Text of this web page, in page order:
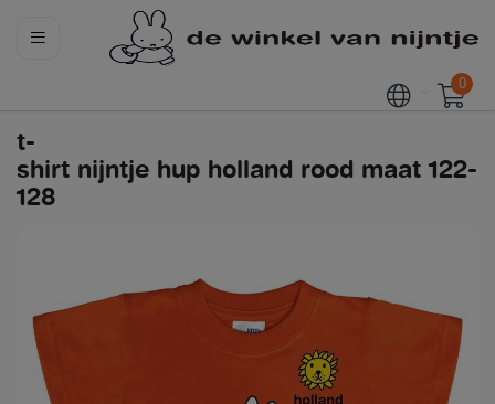
0
t-
shirt nijntje hup holland rood maat 122-
128